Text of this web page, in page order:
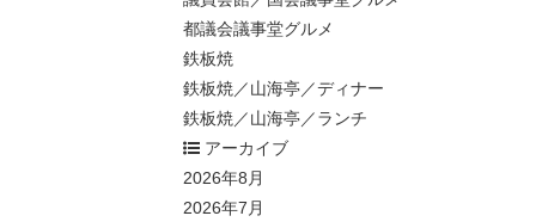
都議会議事堂グルメ
鉄板焼
鉄板焼／山海亭／ディナー
鉄板焼／山海亭／ランチ
アーカイブ
2026年8月
2026年7月